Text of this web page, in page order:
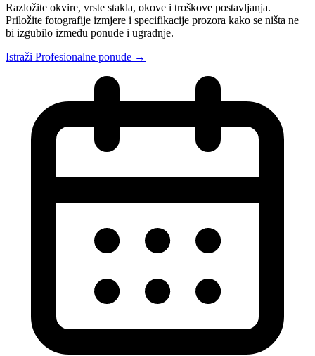
Razložite okvire, vrste stakla, okove i troškove postavljanja.
Priložite fotografije izmjere i specifikacije prozora kako se ništa ne
bi izgubilo između ponude i ugradnje.
Istraži Profesionalne ponude →